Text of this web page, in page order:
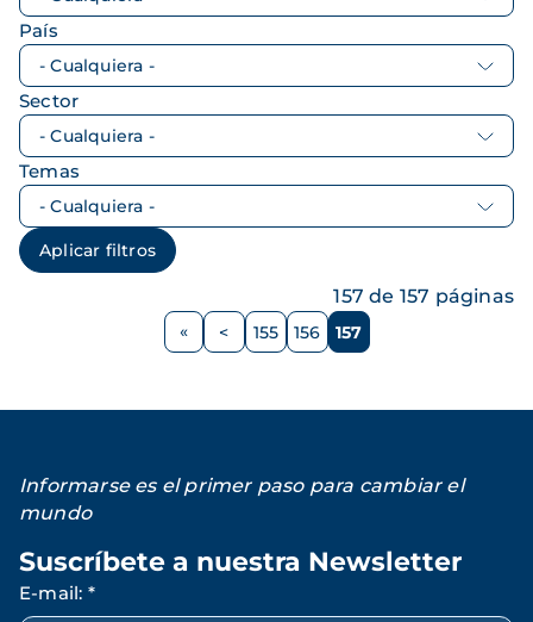
País
Sector
Temas
Página
< Página
155 Página
156 Página
157
157 de 157 páginas
Informarse es el primer paso para cambiar el
mundo
Suscríbete a nuestra Newsletter
E-mail: *